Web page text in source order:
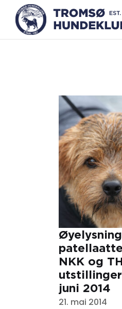
NKK og
utstillinger
juni 2014
21. mai 2014